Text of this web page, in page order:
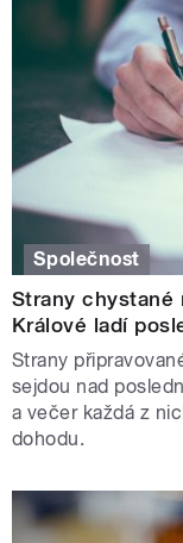
Společnost
Strany chystané
Králové ladí
Strany
sejdou nad
a večer každá z
dohodu.